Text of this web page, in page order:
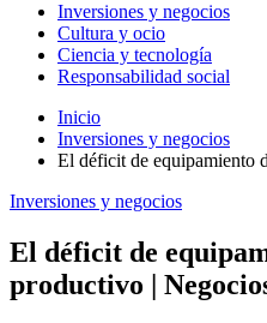
Inversiones y negocios
Cultura y ocio
Ciencia y tecnología
Responsabilidad social
Inicio
Inversiones y negocios
El déficit de equipamiento
Inversiones y negocios
El déficit de
productivo |